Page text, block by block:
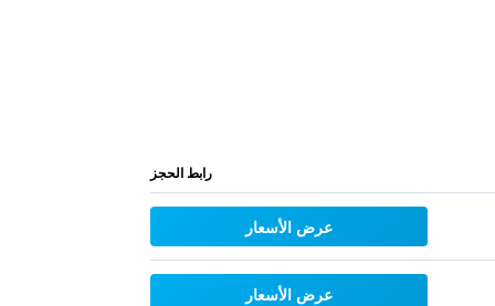
رابط الحجز
عرض الأسعار
عرض الأسعار